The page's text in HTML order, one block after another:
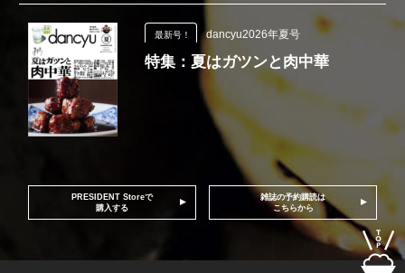
最新号！ dancyu2026年夏号
特集：夏はガツンと肉中華
PRESIDENT Storeで
購入する
雑誌の予約購読は
こちらから